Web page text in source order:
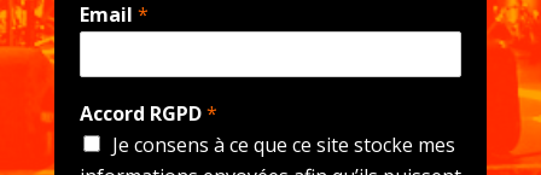
Email *
Accord RGPD*
Je consens à ce que ce site stocke mes